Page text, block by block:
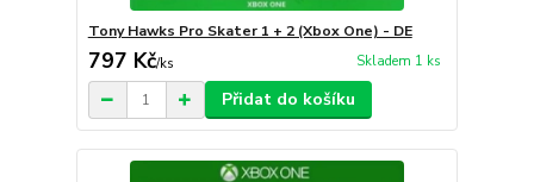
Tony Hawks Pro Skater 1 + 2 (Xbox One) - DE
797 Kč/ks Skladem 1 ks
Přidat do košíku